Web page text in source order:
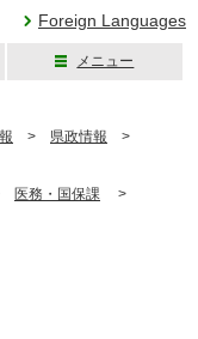
Foreign Languages
メニュー
> 県政情報 >
医務・国保課 >